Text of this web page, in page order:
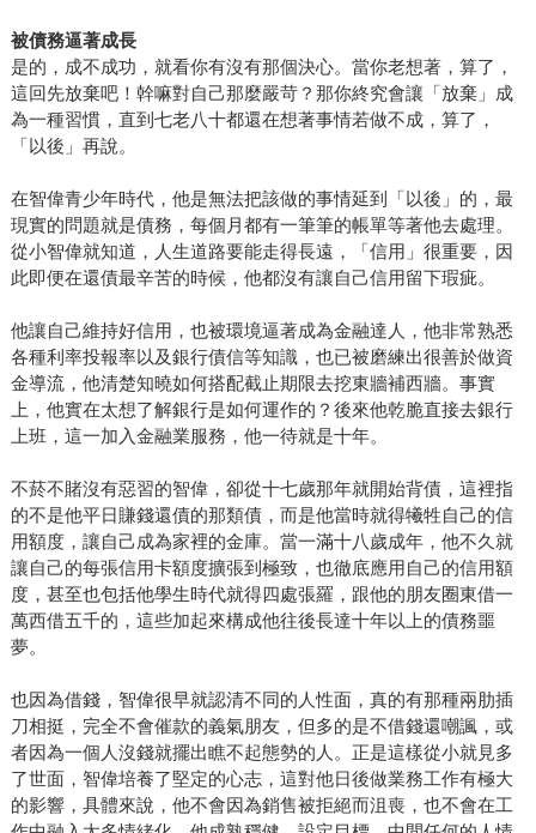
被債務逼著成長
是的，成不成功，就看你有沒有那個決心。當你老想著，算了，
這回先放棄吧！幹嘛對自己那麼嚴苛？那你終究會讓「放棄」成
為一種習慣，直到七老八十都還在想著事情若做不成，算了，
「以後」再說。
在智偉青少年時代，他是無法把該做的事情延到「以後」的，最
現實的問題就是債務，每個月都有一筆筆的帳單等著他去處理。
從小智偉就知道，人生道路要能走得長遠，「信用」很重要，因
此即便在還債最辛苦的時候，他都沒有讓自己信用留下瑕疵。
他讓自己維持好信用，也被環境逼著成為金融達人，他非常熟悉
各種利率投報率以及銀行債信等知識，也已被磨練出很善於做資
金導流，他清楚知曉如何搭配截止期限去挖東牆補西牆。事實
上，他實在太想了解銀行是如何運作的？後來他乾脆直接去銀行
上班，這一加入金融業服務，他一待就是十年。
不菸不賭沒有惡習的智偉，卻從十七歲那年就開始背債，這裡指
的不是他平日賺錢還債的那類債，而是他當時就得犧牲自己的信
用額度，讓自己成為家裡的金庫。當一滿十八歲成年，他不久就
讓自己的每張信用卡額度擴張到極致，也徹底應用自己的信用額
度，甚至也包括他學生時代就得四處張羅，跟他的朋友圈東借一
萬西借五千的，這些加起來構成他往後長達十年以上的債務噩
夢。
也因為借錢，智偉很早就認清不同的人性面，真的有那種兩肋插
刀相挺，完全不會催款的義氣朋友，但多的是不借錢還嘲諷，或
者因為一個人沒錢就擺出瞧不起態勢的人。正是這樣從小就見多
了世面，智偉培養了堅定的心志，這對他日後做業務工作有極大
的影響，具體來說，他不會因為銷售被拒絕而沮喪，也不會在工